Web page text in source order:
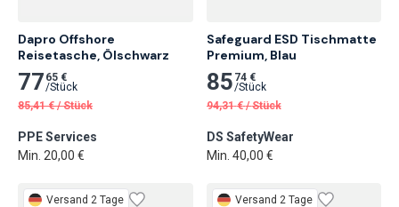
Dapro Offshore
Reisetasche, Ölschwarz
77 65 €
/Stück
85,41 € /Stück
PPE Services
Min. 20,00 €
Safeguard ESD Tischmatte
Premium, Blau
85 74 €
/Stück
94,31 € /Stück
DS SafetyWear
Min. 40,00 €
Versand 2 Tage Versand 2 Tage